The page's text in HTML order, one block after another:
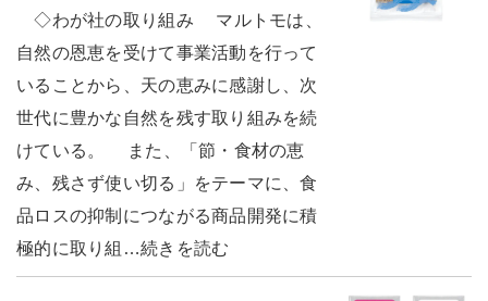
◇わが社の取り組み マルトモは、
自然の恩恵を受けて事業活動を行って
いることから、天の恵みに感謝し、次
世代に豊かな自然を残す取り組みを続
けている。 また、「節・食材の恵
み、残さず使い切る」をテーマに、食
品ロスの抑制につながる商品開発に積
極的に取り組…続きを読む